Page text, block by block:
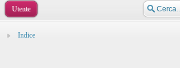
Utente
Indice